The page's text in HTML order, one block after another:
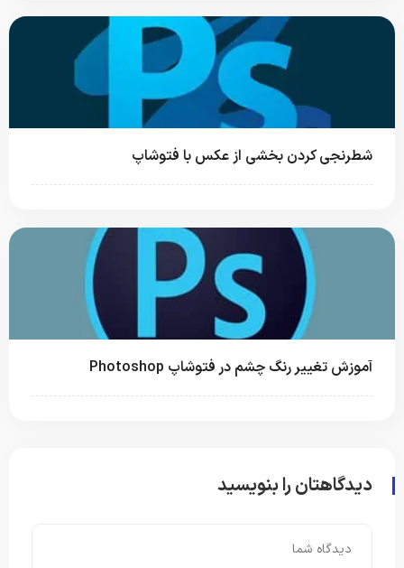
شطرنجی کردن بخشی از عکس با فتوشاپ
آموزش تغییر رنگ چشم در فتوشاپ Photoshop
دیدگاهتان را بنویسید